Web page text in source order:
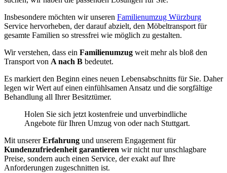
Insbesondere möchten wir unseren Familienumzug Würzburg
Service hervorheben, der darauf abzielt, den Möbeltransport für
gesamte Familien so stressfrei wie möglich zu gestalten.
Wir verstehen, dass ein Familienumzug weit mehr als bloß den
Transport von A nach B bedeutet.
Es markiert den Beginn eines neuen Lebensabschnitts für Sie. Daher
legen wir Wert auf einen einfühlsamen Ansatz und die sorgfältige
Behandlung all Ihrer Besitztümer.
Holen Sie sich jetzt kostenfreie und unverbindliche
Angebote für Ihren Umzug von oder nach Stuttgart.
Mit unsererErfahrung und unserem Engagement für
Kundenzufriedenheit garantieren wir nicht nur unschlagbare
Preise, sondern auch einen Service, der exakt auf Ihre
Anforderungen zugeschnitten ist.